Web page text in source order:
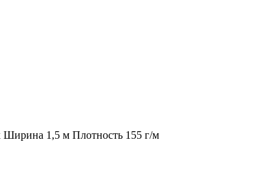
Ширина 1,5 м Плотность 155 г/м